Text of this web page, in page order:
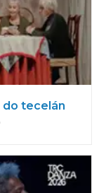
do tecelán